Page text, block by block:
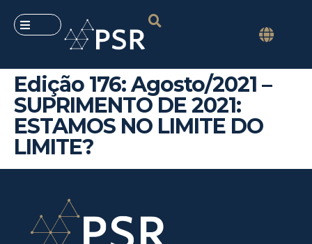
Edição 176: Agosto/2021 –
SUPRIMENTO DE 2021:
ESTAMOS NO LIMITE DO
LIMITE?